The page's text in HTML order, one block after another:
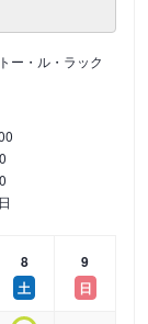
ー・ル・ラック
8
土
9
日